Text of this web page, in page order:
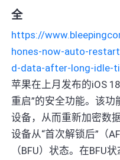
全
https://
hones-now-auto-
d-data-after-long-idle-
苹果在上月发布的iOS
重启”的安全功能。该
设备，从而重新加密数
设备从“首次解锁后”（
（BFU）状态。在BFU